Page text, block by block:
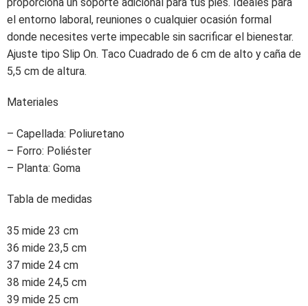
el entorno laboral, reuniones o cualquier ocasión formal
donde necesites verte impecable sin sacrificar el bienestar.
Ajuste tipo Slip On. Taco Cuadrado de 6 cm de alto y caña de
5,5 cm de altura.
Materiales
– Capellada: Poliuretano
– Forro: Poliéster
– Planta: Goma
Tabla de medidas
35 mide 23 cm
36 mide 23,5 cm
37 mide 24 cm
38 mide 24,5 cm
39 mide 25 cm